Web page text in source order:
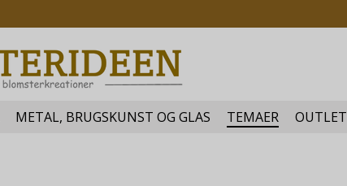
METAL, BRUGSKUNST OG GLAS TEMAER OUTLET